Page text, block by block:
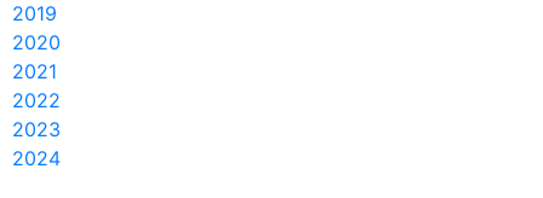
2019
2020
2021
2022
2023
2024